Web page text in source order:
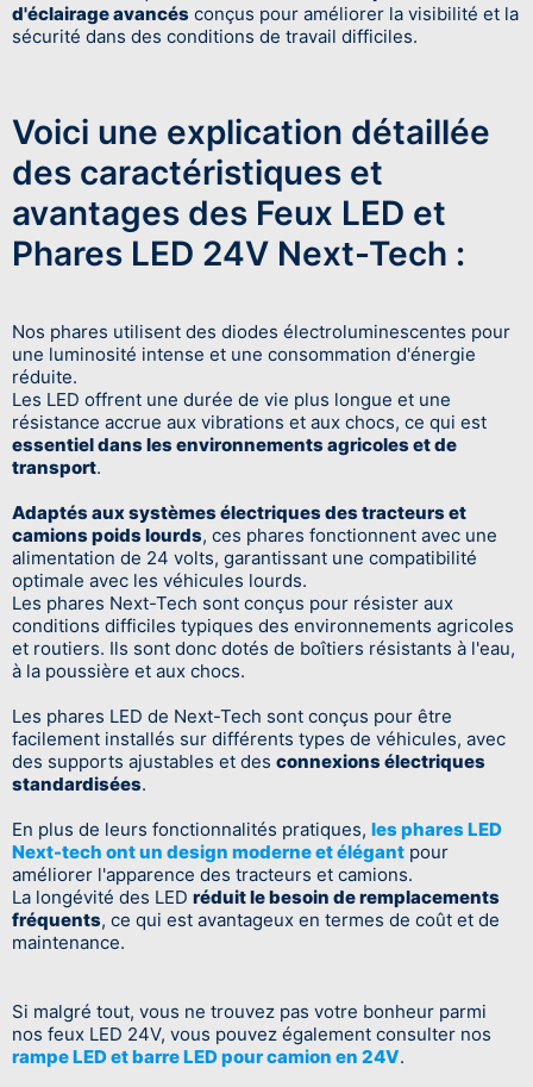
d'éclairage avancés conçus pour améliorer la visibilité et la
sécurité dans des conditions de travail difficiles.
Voici une explication détaillée
des caractéristiques et
avantages des Feux LED et
Phares LED 24V Next-Tech :
Nos phares utilisent des diodes électroluminescentes pour
une luminosité intense et une consommation d'énergie
réduite.
Les LED offrent une durée de vie plus longue et une
résistance accrue aux vibrations et aux chocs, ce qui est
essentiel dans les environnements agricoles et de
transport.
Adaptés aux systèmes électriques des tracteurs et
camions poids lourds, ces phares fonctionnent avec une
alimentation de 24 volts, garantissant une compatibilité
optimale avec les véhicules lourds.
Les phares Next-Tech sont conçus pour résister aux
conditions difficiles typiques des environnements agricoles
et routiers. Ils sont donc dotés de boîtiers résistants à l'eau,
à la poussière et aux chocs.
Les phares LED de Next-Tech sont conçus pour être
facilement installés sur différents types de véhicules, avec
des supports ajustables et des connexions électriques
standardisées.
En plus de leurs fonctionnalités pratiques, les phares LED
Next-tech ont un design moderne et élégant pour
améliorer l'apparence des tracteurs et camions.
La longévité des LED réduit le besoin de remplacements
fréquents, ce qui est avantageux en termes de coût et de
maintenance.
Si malgré tout, vous ne trouvez pas votre bonheur parmi
nos feux LED 24V, vous pouvez également consulter nos
rampe LED et barre LED pour camion en 24V.